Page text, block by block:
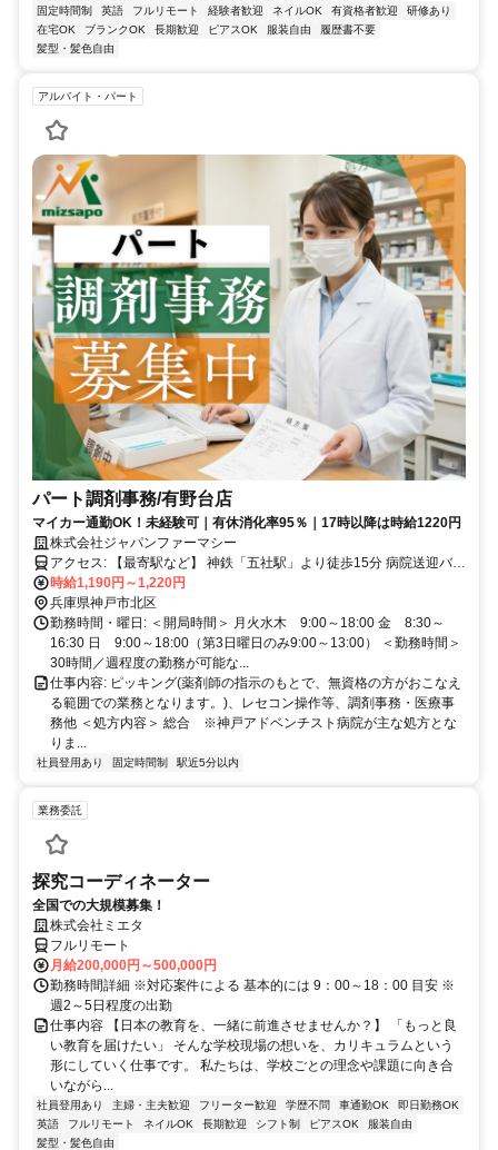
固定時間制
英語 フルリモート 経験者歓迎 ネイルOK 有資格者歓迎
研修あり
在宅OK
ブランクOK 長期歓迎 ピアスOK 服装自由
履歴書不要
髪型・髪色自由
アルバイト・パート
パート調剤事務/有野台店
マイカー通勤OK！未経験可｜有休消化率95％｜17時以降は時給1220円
株式会社ジャパンファーマシー
アクセス: 【最寄駅など】 神鉄「五社駅」より徒歩15分 病院送迎バス
の利用も可能 マイカー通勤可
時給1,190円～1,220円
兵庫県神戸市北区
勤務時間・曜日: ＜開局時間＞ 月火水木 9:00～18:00 金 8:30～
16:30 日 9:00～18:00（第3日曜日のみ9:00～13:00） ＜勤務時間＞
30時間／週程度の勤務が可能な...
仕事内容: ピッキング(薬剤師の指示のもとで、無資格の方がおこなえ
る範囲での業務となります。)、レセコン操作等、調剤事務・医療事
務他 ＜処方内容＞ 総合 ※神戸アドベンチスト病院が主な処方とな
りま...
社員登用あり 固定時間制 駅近5分以内
業務委託
探究コーディネーター
全国での大規模募集！
株式会社ミエタ
フルリモート
月給200,000円～500,000円
勤務時間詳細 ※対応案件による 基本的には 9：00～18：00 目安 ※
週2～5日程度の出勤
仕事内容 【日本の教育を、一緒に前進させませんか？】 「もっと良
い教育を届けたい」 そんな学校現場の想いを、カリキュラムという
形にしていく仕事です。 私たちは、学校ごとの理念や課題に向き合
いながら...
社員登用あり 主婦・主夫歓迎 フリーター歓迎 学歴不問 車通勤OK
即日勤務OK
英語
フルリモート ネイルOK 長期歓迎 シフト制 ピアスOK
服装自由
髪型・髪色自由